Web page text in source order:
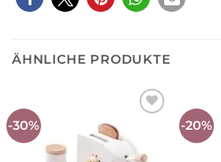
ÄHNLICHE PRODUKTE
-30%
Auf die
Wunschliste
-20%